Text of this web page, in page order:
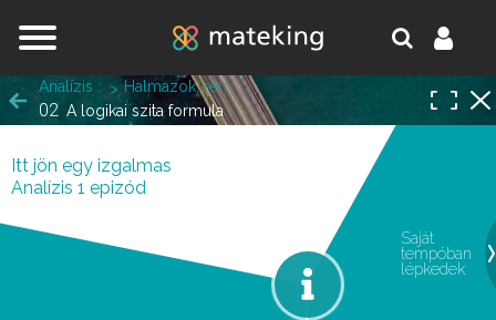
Analízis 1
Halmazok, rendezett párok, leképezések,
A logikai szita formula
02
Itt jön egy izgalmas
Analízis 1 epizód
Saját
tempóban
lépkedek